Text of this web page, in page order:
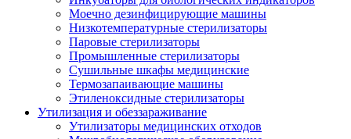
Моечно дезинфицирующие машины
Низкотемпературные стерилизаторы
Паровые стерилизаторы
Промышленные стерилизаторы
Сушильные шкафы медицинские
Термозапаивающие машины
Этиленоксидные стерилизаторы
Утилизация и обеззараживание
Утилизаторы медицинских отходов